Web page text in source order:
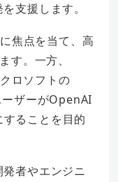
支援します。
焦点を当て、高
す。一方、
ロソフトの
ザーがOpenAI
ることを目的
者やエンジニ